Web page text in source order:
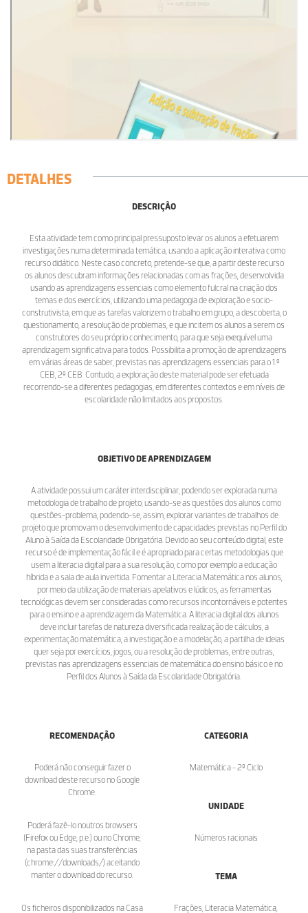
DETALHES
DESCRIÇÃO
Esta atividade tem como principal pressuposto levar os alunos a efetuarem
investigações numa determinada temática, usando a aplicação interativa como
recurso didático. Neste caso concreto, pretende-se que, a partir deste recurso
os alunos descubram informações relacionadas com as frações, desenvolvida
usando as aprendizagens essenciais como elemento fulcral na criação dos
temas e dos exercícios, utilizando uma pedagogia de exploração e socio-
construtivista, em que as tarefas valorizem o trabalho em grupo, a descoberta, o
questionamento, a resolução de problemas, e que incitem os alunos a serem os
construtores do seu próprio conhecimento, para que seja exequível uma
aprendizagem significativa para todos. Possibilita a promoção de aprendizagens
em várias áreas de saber, previstas nas aprendizagens essenciais para o 1.º
CEB, 2º CEB. Contudo, a exploração deste material pode ser efetuada
recorrendo-se a diferentes pedagogias, em diferentes contextos e em níveis de
escolaridade não limitados aos propostos.
OBJETIVO DE APRENDIZAGEM
A atividade possui um caráter interdisciplinar, podendo ser explorada numa
metodologia de trabalho de projeto, usando-se as questões dos alunos como
questões-problema, podendo-se, assim, explorar variantes de trabalhos de
projeto que promovam o desenvolvimento de capacidades previstas no Perfil do
Aluno à Saída da Escolaridade Obrigatória. Devido ao seu conteúdo digital, este
recurso é de implementação fácil e é apropriado para certas metodologias que
usem a literacia digital para a sua resolução, como por exemplo a educação
híbrida e a sala de aula invertida. Fomentar a Literacia Matemática nos alunos,
por meio da utilização de materiais apelativos e lúdicos, as ferramentas
tecnológicas devem ser consideradas como recursos incontornáveis e potentes
para o ensino e a aprendizagem da Matemática. A literacia digital dos alunos
deve incluir tarefas de natureza diversificada realização de cálculos, a
experimentação matemática, a investigação e a modelação, a partilha de ideias
quer seja por exercícios, jogos, ou a resolução de problemas, entre outras,
previstas nas aprendizagens essenciais de matemática do ensino básico e no
Perfil dos Alunos à Saída da Escolaridade Obrigatória.
RECOMENDAÇÃO
Poderá não conseguir fazer o
download deste recurso no Google
Chrome.
Poderá fazê-lo noutros browsers
(Firefox ou Edge, p.e.) ou no Chrome,
na pasta das suas transferências
(chrome://downloads/) aceitando
manter o download do recurso.
Os ficheiros disponibilizados na Casa
CATEGORIA
Matemática - 2º Ciclo
UNIDADE
Números racionais
TEMA
Frações, Literacia Matemática,